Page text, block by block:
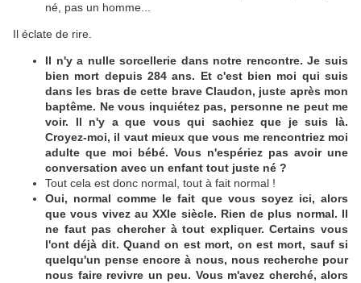
né, pas un homme...
Il éclate de rire.
Il n'y a nulle sorcellerie dans notre rencontre. Je suis
bien mort depuis 284 ans. Et c'est bien moi qui suis
dans les bras de cette brave Claudon, juste après mon
baptême. Ne vous inquiétez pas, personne ne peut me
voir. Il n'y a que vous qui sachiez que je suis là.
Croyez-moi, il vaut mieux que vous me rencontriez moi
adulte que moi bébé. Vous n'espériez pas avoir une
conversation avec un enfant tout juste né ?
Tout cela est donc normal, tout à fait normal !
Oui, normal comme le fait que vous soyez ici, alors
que vous vivez au XXIe siècle. Rien de plus normal. Il
ne faut pas chercher à tout expliquer. Certains vous
l'ont déjà dit. Quand on est mort, on est mort, sauf si
quelqu'un pense encore à nous, nous recherche pour
nous faire revivre un peu. Vous m'avez cherché, alors